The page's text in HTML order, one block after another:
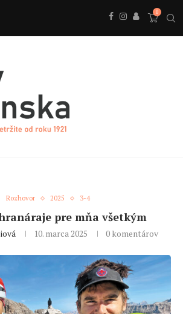
0
Rozhovor 2025 3-4
pre mňa všetkým
10. marca 2025 0 komentárov